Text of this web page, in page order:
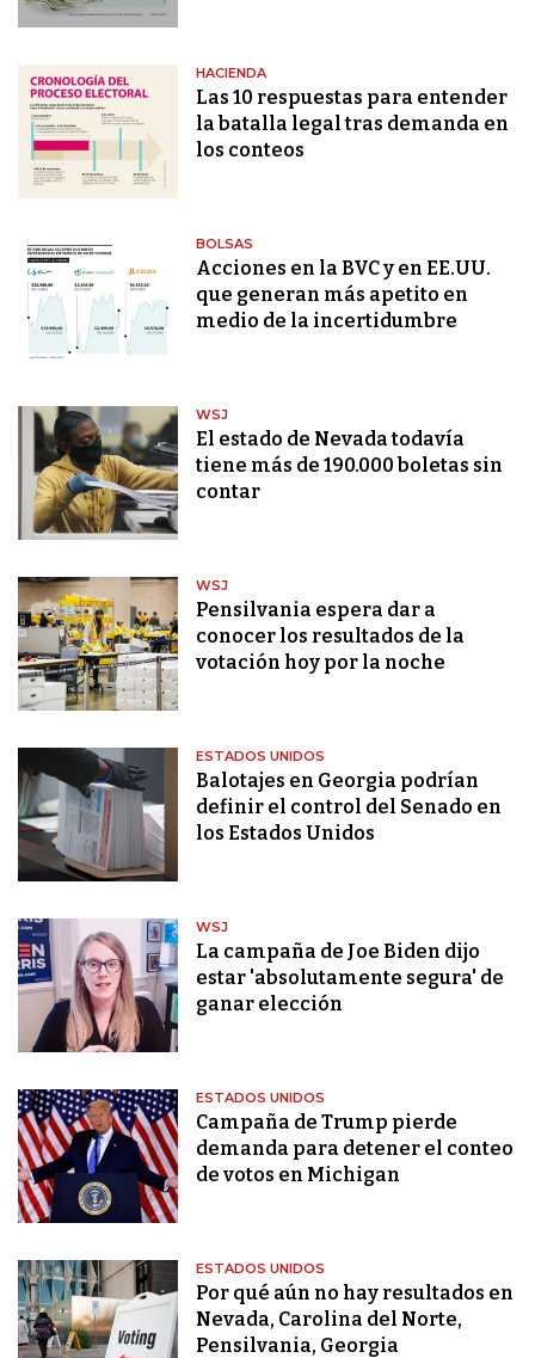
HACIENDA
Las 10 respuestas para entender
la batalla legal tras demanda en
los conteos
BOLSAS
Acciones en la BVC y en EE.UU.
que generan más apetito en
medio de la incertidumbre
WSJ
El estado de Nevada todavía
tiene más de 190.000 boletas sin
contar
WSJ
Pensilvania espera dar a
conocer los resultados de la
votación hoy por la noche
ESTADOS UNIDOS
Balotajes en Georgia podrían
definir el control del Senado en
los Estados Unidos
WSJ
La campaña de Joe Biden dijo
estar 'absolutamente segura' de
ganar elección
ESTADOS UNIDOS
Campaña de Trump pierde
demanda para detener el conteo
de votos en Michigan
ESTADOS UNIDOS
Por qué aún no hay resultados en
Nevada, Carolina del Norte,
Pensilvania, Georgia